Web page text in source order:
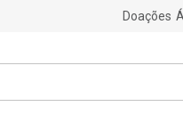
Doações